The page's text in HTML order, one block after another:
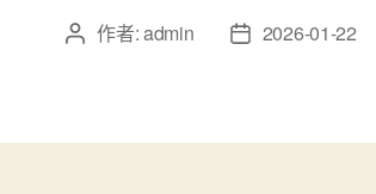
文 作者:admin
文
日
2026-01-22